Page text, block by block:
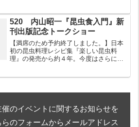
520 内山昭一『昆虫食入門』新
刊出版記念トークショー
【満席のため予約終了しました。】日本
初の昆虫料理レシピ集『楽しい昆虫料
理』の発売から約４年。今度はさらに多
のイベントに関するお知らせを
のフォームからメールアドレス